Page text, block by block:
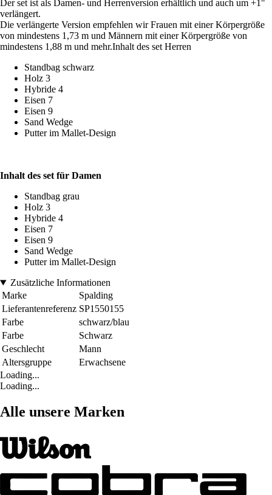
Der set ist als Damen- und Herrenversion erhältlich und auch um +1"
verlängert.
Die verlängerte Version empfehlen wir Frauen mit einer Körpergröße
von mindestens 1,73 m und Männern mit einer Körpergröße von
mindestens 1,88 m und mehr.Inhalt des set Herren
Standbag schwarz
Holz 3
Hybride 4
Eisen 7
Eisen 9
Sand Wedge
Putter im Mallet-Design
Inhalt des set für Damen
Standbag grau
Holz 3
Hybride 4
Eisen 7
Eisen 9
Sand Wedge
Putter im Mallet-Design
Zusätzliche Informationen
Marke
Spalding
Lieferantenreferenz SP1550155
Farbe
schwarz/blau
Farbe
Schwarz
Geschlecht
Mann
Altersgruppe
Erwachsene
Loading...
Loading...
Alle unsere Marken